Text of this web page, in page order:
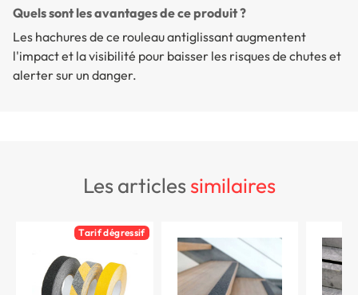
Quels sont les avantages de ce produit ?
Les hachures de ce rouleau antiglissant augmentent
l'impact et la visibilité pour baisser les risques de chutes et
alerter sur un danger.
les articlessimilaires
Tarif dégressif